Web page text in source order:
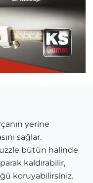
yerine
sağlar.
bütün halinde
kaldırabilir,
koruyabilirsiniz.